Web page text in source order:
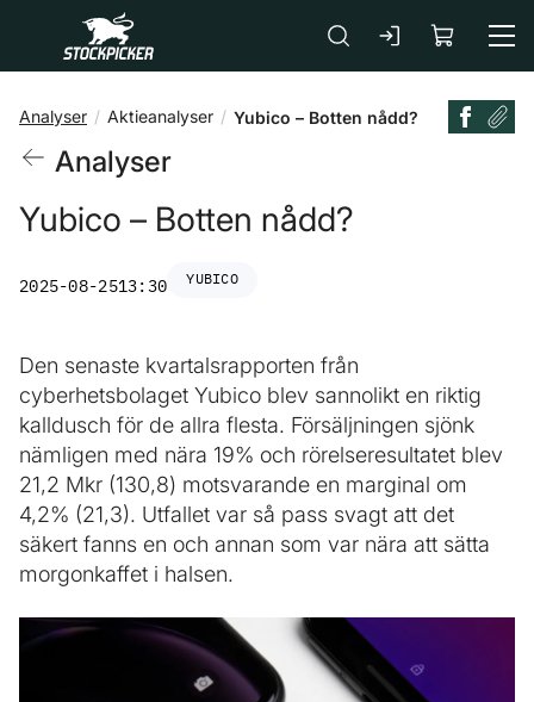
Gå till huvudinnehåll
Analyser Aktieanalyser Yubico – Botten nådd?
Analyser
Yubico – Botten nådd?
2025-08-2513:30 YUBICO
Den senaste kvartalsrapporten från
cyberhetsbolaget Yubico blev sannolikt en riktig
kalldusch för de allra flesta. Försäljningen sjönk
nämligen med nära 19% och rörelseresultatet blev
21,2 Mkr (130,8) motsvarande en marginal om
4,2% (21,3). Utfallet var så pass svagt att det
säkert fanns en och annan som var nära att sätta
morgonkaffet i halsen.